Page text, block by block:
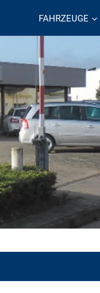
FAHRZEUGE